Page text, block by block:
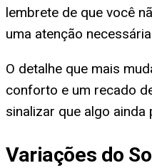
lembrete de que você
uma atenção
O detalhe que mais
conforto e um recado
sinalizar que algo
Variações do